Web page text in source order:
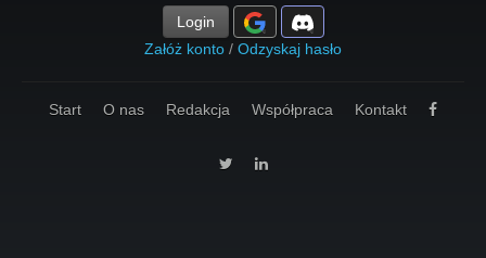
Login
Załóż konto / Odzyskaj hasło
Start O nas Redakcja Współpraca Kontakt